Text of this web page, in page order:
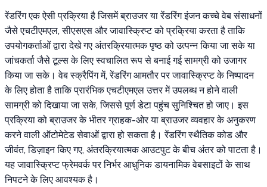
रेंडरिंग एक ऐसी प्रक्रिया है जिसमें ब्राउजर या रेंडरिंग इंजन कच्चे वेब संसाधनों
जैसे एचटीएमएल, सीएसएस और जावास्क्रिप्ट को प्रक्रिया करता है ताकि
उपयोगकर्ताओं द्वारा देखे गए अंतरक्रियात्मक पृष्ठ को उत्पन्न किया जा सके या
जांचकर्ता जैसे टूल्स के लिए स्वचालित रूप से बनाई गई सामग्री को उजागर
किया जा सके। वेब स्क्रैपिंग में, रेंडरिंग आमतौर पर जावास्क्रिप्ट के निष्पादन
के लिए होता है ताकि प्रारंभिक एचटीएमएल उत्तर में उपलब्ध न होने वाली
सामग्री को दिखाया जा सके, जिससे पूर्ण डेटा पहुंच सुनिश्चित हो जाए। इस
प्रक्रिया को ब्राउजर के भीतर ग्राहक-ओर या ब्राउजर व्यवहार के अनुकरण
करने वाली ऑटोमेटेड सेवाओं द्वारा हो सकता है। रेंडरिंग स्थैतिक कोड और
जीवंत, डिज़ाइन किए गए, अंतरक्रियात्मक आउटपुट के बीच अंतर को पाटता है।
यह जावास्क्रिप्ट फ्रेमवर्क पर निर्भर आधुनिक डायनामिक वेबसाइटों के साथ
निपटने के लिए आवश्यक है।